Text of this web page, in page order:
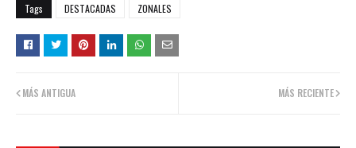
Tags DESTACADAS ZONALES
MÁS RECIENTE
MÁS ANTIGUA